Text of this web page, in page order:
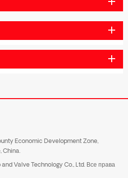
Economic Development Zone,
China.
Valve Technology Co., Ltd. Все права